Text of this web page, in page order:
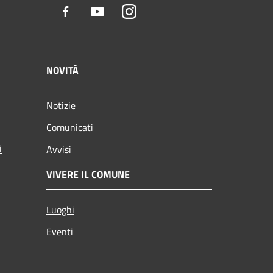
Facebook YoutubeInstagram
NOVITÀ
Notizie
Comunicati
Avvisi
VIVERE IL COMUNE
Luoghi
Eventi